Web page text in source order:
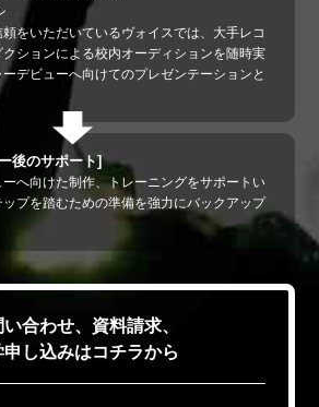
をいただいているヴォイスでは、大手レコ
ションによる校内オーディションを随時実
デビューへ向けてのプレゼンテーションと
後のサポート]
へ向けた制作、トレーニングをサポートい
プを踏むための準備を強力にバックアップ
合わせ、資料請求、
申し込みはコチラから